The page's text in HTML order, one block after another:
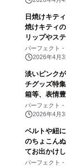
日焼けキテ
焼けキティ
リップやス
レトロ感ば
パーフェクト
2026年4月3
淡いピンク
チグッズ特
箱等、表情
いピンク色
パーフェクト
2026年4月3
ベルトや紐
のちょこん
てお出かけ
自由に楽し
パーフェクト